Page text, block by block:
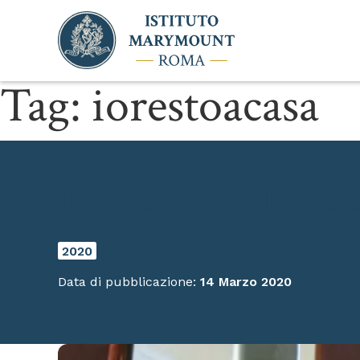
Tag: iorestoacasa
2020
Data di pubblicazione: 14 Marzo 2020